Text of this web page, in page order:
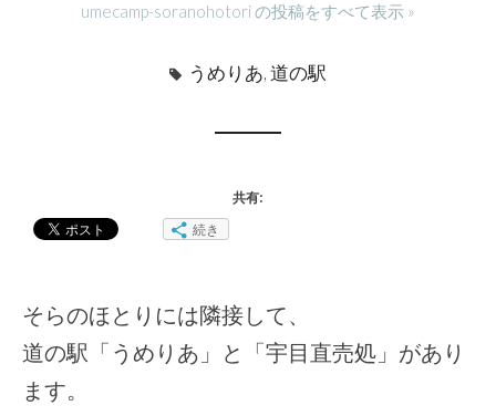
umecamp-soranohotori の投稿をすべて表示
うめりあ, 道の駅
共有:
続き
そらのほとりには隣接して、
道の駅「うめりあ」と「宇目直売処」があり
ます。